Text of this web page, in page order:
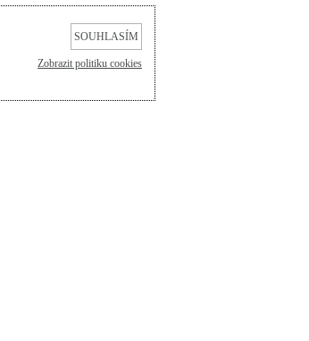
SOUHLASÍM
Zobrazit politiku cookies